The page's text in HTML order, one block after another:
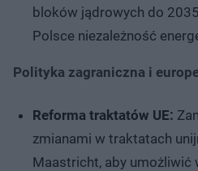
bloków jądrowych do
Polsce niezależność
Polityka zagraniczna i
Reforma traktatów UE:
zmianami w traktatach
Maastricht, aby umożliwić